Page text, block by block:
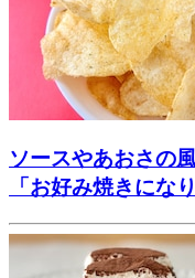
ソースやあおさの
「お好み焼きにな